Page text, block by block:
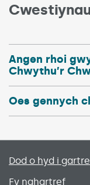
Angen rhoi
Chwythu’r
Oes gennych
Primary
Dod o hyd i
Fy nghartref